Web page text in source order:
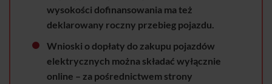
wysokości dofinansowania ma też
deklarowany roczny przebieg pojazdu.
Wnioski o dopłaty do zakupu pojazdów
elektrycznych można składać wyłącznie
online – za pośrednictwem strony